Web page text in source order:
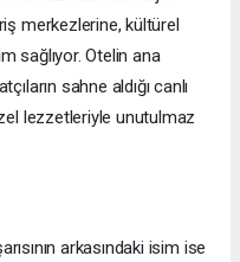
merkezlerine, kültürel
sağlıyor. Otelin ana
sahne aldığı canlı
lezzetleriyle unutulmaz
arkasındaki isim ise